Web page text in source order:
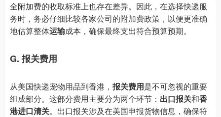
全附加费的收取标准上也存在差异。因此，在选择快递服
务时，务必仔细比较各家公司的附加费政策，以便更准确
地估算整体运输成本，确保最终支出符合预算预期。
G. 报关费用
从美国快递宠物用品到香港， 报关费用是不可忽视的重要
组成部分。这部分费用主要分为两个环节： 出口报关和香
港进口清关。出口报关涉及在美国申报货物信息，确保符